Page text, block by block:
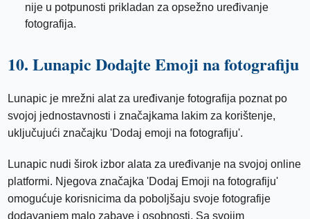
nije u potpunosti prikladan za opsežno uređivanje
fotografija.
10. Lunapic Dodajte Emoji na fotografiju
Lunapic je mrežni alat za uređivanje fotografija poznat po
svojoj jednostavnosti i značajkama lakim za korištenje,
uključujući značajku 'Dodaj emoji na fotografiju'.
Lunapic nudi širok izbor alata za uređivanje na svojoj online
platformi. Njegova značajka 'Dodaj Emoji na fotografiju'
omogućuje korisnicima da poboljšaju svoje fotografije
dodavanjem malo zabave i osobnosti. Sa svojim